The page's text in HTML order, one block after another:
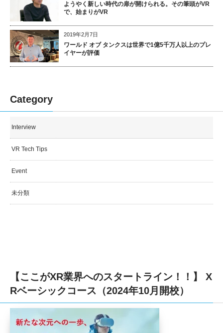
ようやく新しい時代の扉が開けられる。その筆頭がVR
で、始まりがVR
2019年2月7日
ワールド オブ タンクスは世界で1億5千万人以上のプレ
イヤーが評価
Category
Interview
VR Tech Tips
Event
未分類
【ここがXR業界へのスタートライン！！】 X
Rベーシックコース（2024年10月開校）